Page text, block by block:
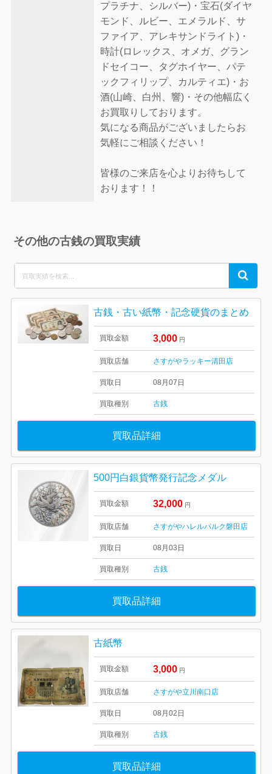
プラチナ、シルバー)・宝石(ダイヤ
モンド、ルビー、エメラルド、サ
ファイア、アレキサンドライト)・
時計(ロレックス、オメガ、グラン
ドセイコー、タグホイヤー、パテ
ックフィリップ、カルティエ)・お
酒(山崎、白州、響)・その他幅広く
お買取りしております。
気になる商品がございましたらお
気軽にご相談ください！
皆様のご来店を心よりお待ちして
おります！！
その他の古銭の買取実績
for:
Search
古銭・古い紙幣・記念硬貨のまとめ
買取金額 3,000 円
買取店舗 さすがやラッキー清田店
買取日 08月07日
買取種別 古銭
買取品詳細
500円白銀貨幣発行記念メダル
買取金額 32,000 円
買取店舗 さすがやハレルパルク磐田店
買取日 08月03日
買取種別 古銭
買取品詳細
古紙幣
買取金額 3,000 円
買取店舗 さすがや立川南口店
買取日 08月02日
買取種別 古銭
買取品詳細